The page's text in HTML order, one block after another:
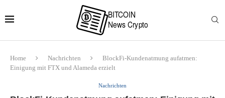
Home Nachrichten
BlockFi-Kundenatmung aufatmen:
Einigung mit FTX und Alameda erzielt
Nachrichten